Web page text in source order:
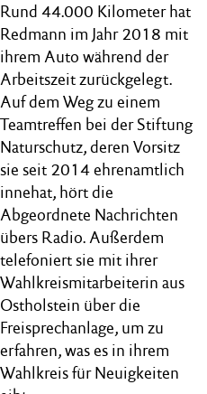
Rund 44.000 Kilometer hat
Redmann im Jahr 2018 mit
ihrem Auto während der
Arbeitszeit zurückgelegt.
Auf dem Weg zu einem
Teamtreffen bei der Stiftung
Naturschutz, deren Vorsitz
sie seit 2014 ehrenamtlich
innehat, hört die
Abgeordnete Nachrichten
übers Radio. Außerdem
telefoniert sie mit ihrer
Wahlkreismitarbeiterin aus
Ostholstein über die
Freisprechanlage, um zu
erfahren, was es in ihrem
Wahlkreis für Neuigkeiten